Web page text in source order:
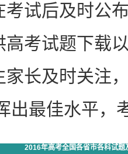
考试后及时公
高考试题下载
家长及时关注
出最佳水平，
2016年高考全国各省市各科试题